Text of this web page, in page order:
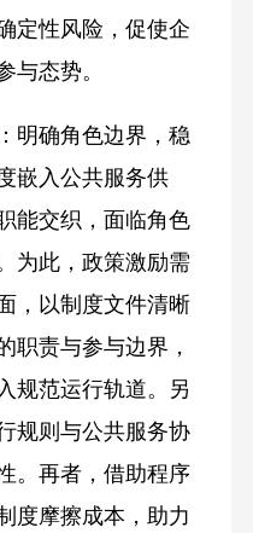
定性风险，促使企
与态势。
确角色边界，稳
嵌入公共服务供
能交织，面临角色
为此，政策激励需
，以制度文件清晰
职责与参与边界，
规范运行轨道。另
规则与公共服务协
。再者，借助程序
度摩擦成本，助力